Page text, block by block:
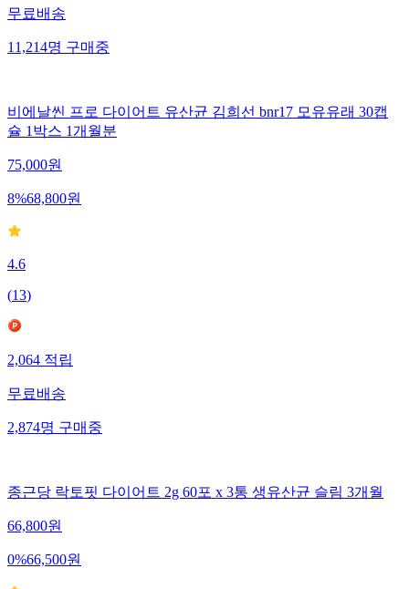
무료배송
11,214명구매중
비에날씬 프로 다이어트 유산균 김희선 bnr17 모유유래 30캡
슐 1박스 1개월분
75,000원
8%68,800원
4.6
(13)
2,064적립
무료배송
2,874명구매중
종근당 락토핏 다이어트 2g 60포 x 3통 생유산균 슬림 3개월
66,800원
0%66,500원